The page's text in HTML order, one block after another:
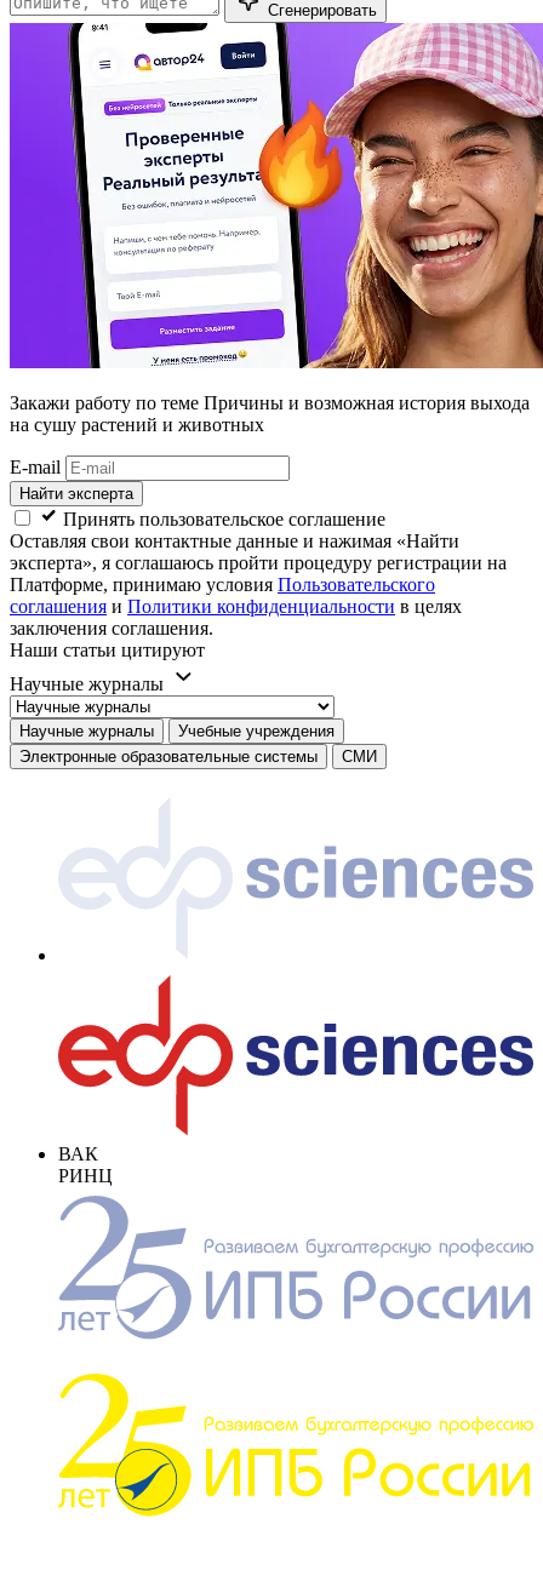
Сгенерировать
Закажи работу по теме Причины и возможная история выхода
на сушу растений и животных
E-mail
Найти эксперта
Принять пользовательское соглашение
Оставляя свои контактные данные и нажимая «Найти
эксперта», я соглашаюсь пройти процедуру регистрации на
Платформе, принимаю условия Пользовательского
соглашения и Политики конфиденциальности в целях
заключения соглашения.
Наши статьи цитируют
Научные журналы
Научные журналы
Учебные учреждения
Электронные образовательные системы
СМИ
ВАК
РИНЦ